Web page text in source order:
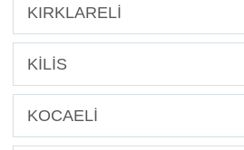
KIRKLARELİ
KİLİS
KOCAELİ